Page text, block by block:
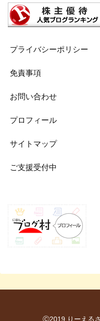
プライバシーポリシー
免責事項
お問い合わせ
プロフィール
サイトマップ
ご支援受付中
Ⓒ2019 りーえる